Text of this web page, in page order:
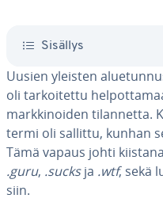
Sisällys
Uusien yleisten
oli tar­koi­tet­tu
mark­ki­noi­den ti­lan­net­ta.
termi oli sallittu, kunhan
Tämä vapaus johti
.guru, .sucksja .wtf, sekä
siin.